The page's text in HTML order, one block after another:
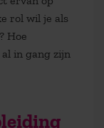
rol wil je als
Hoe
in gang zijn